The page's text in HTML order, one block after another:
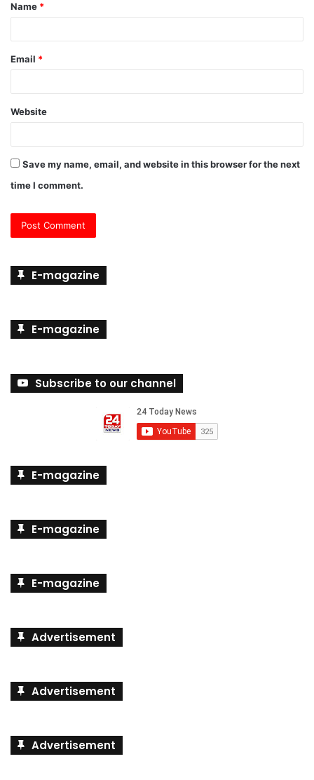
*
Name *
Email *
Website
Save my name, email, and website in this browser for the next
time I comment.
E-magazine
E-magazine
Subscribe to our channel
E-magazine
E-magazine
E-magazine
Advertisement
Advertisement
Advertisement